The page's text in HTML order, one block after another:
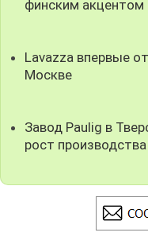
финским акцентом
Lavazza впервые
Москве
Завод Paulig в
рост